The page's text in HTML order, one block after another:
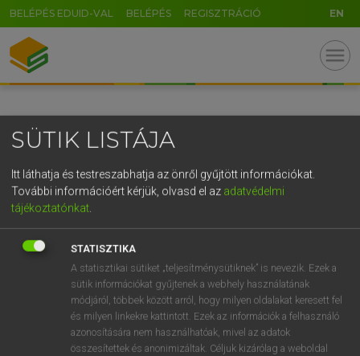
BELÉPÉS EDUID-VAL BELÉPÉS REGISZTRÁCIÓ EN
menu
SÜTIK LISTÁJA
Itt láthatja és testreszabhatja az önről gyűjtött információkat.
További információért kérjük, olvasd el az adatvédelmi
tájékoztatónkat
STATISZTIKA
A statisztikai sütiket „teljesítménysütiknek” is nevezik. Ezek a
sütik információkat gyűjtenek a webhely használatának
módjáról, többek között arról, hogy milyen oldalakat keresett fel
és milyen linkekre kattintott. Ezek az információk a felhasználó
azonosítására nem használhatóak, mivel az adatok
összesítettek és anonimizáltak. Céljuk kizárólag a weboldal
GR
5
g h k l
v b n m , . - AltGr